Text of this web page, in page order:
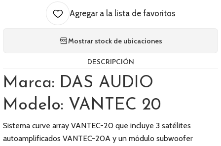
Agregar a la lista de favoritos
Mostrar stock de ubicaciones
DESCRIPCIÓN
Marca: DAS AUDIO
Modelo: VANTEC 20
Sistema curve array VANTEC-20 que incluye 3 satélites
autoamplificados VANTEC-20A y un módulo subwoofer